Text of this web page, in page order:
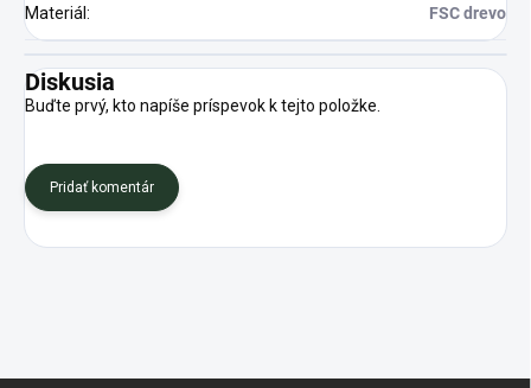
Materiál: FSC drevo
Diskusia
Buďte prvý, kto napíše príspevok k tejto položke.
Pridať komentár